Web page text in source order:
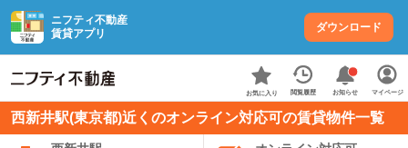
ニフティ不動産
賃貸アプリ
ダウンロード
お気に入り 閲覧履歴 お知らせ マイページ
西新井駅(東京都)近くのオンライン対応可の賃貸物件一覧